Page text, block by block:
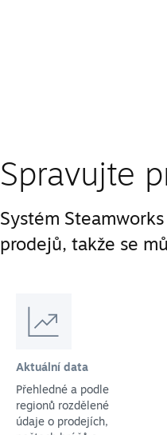
Spravujte
Systém
prodejů, takže se
Aktuální data
Přehledné a podle
regionů rozdělené
údaje o prodejích,